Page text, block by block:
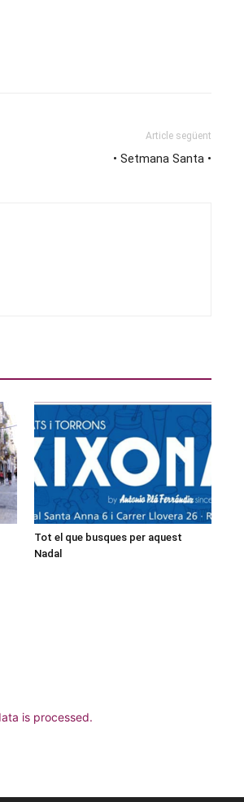
Article següent
• Setmana Santa •
Tot el que busques per aquest
Nadal
is processed.